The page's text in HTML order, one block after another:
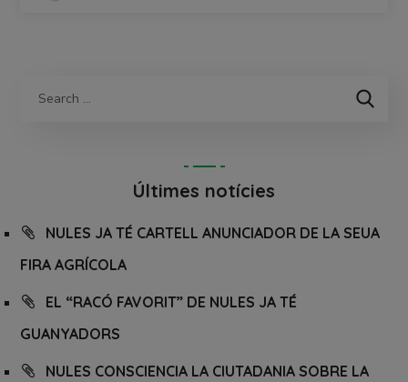
Últimes notícies
NULES JA TÉ CARTELL ANUNCIADOR DE LA SEUA
FIRA AGRÍCOLA
EL “RACÓ FAVORIT” DE NULES JA TÉ
GUANYADORS
NULES CONSCIENCIA LA CIUTADANIA SOBRE LA